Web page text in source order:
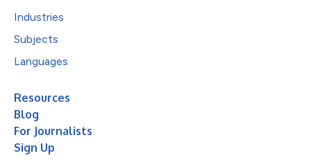
Industries
Subjects
Languages
Resources
Blog
For Journalists
Sign Up